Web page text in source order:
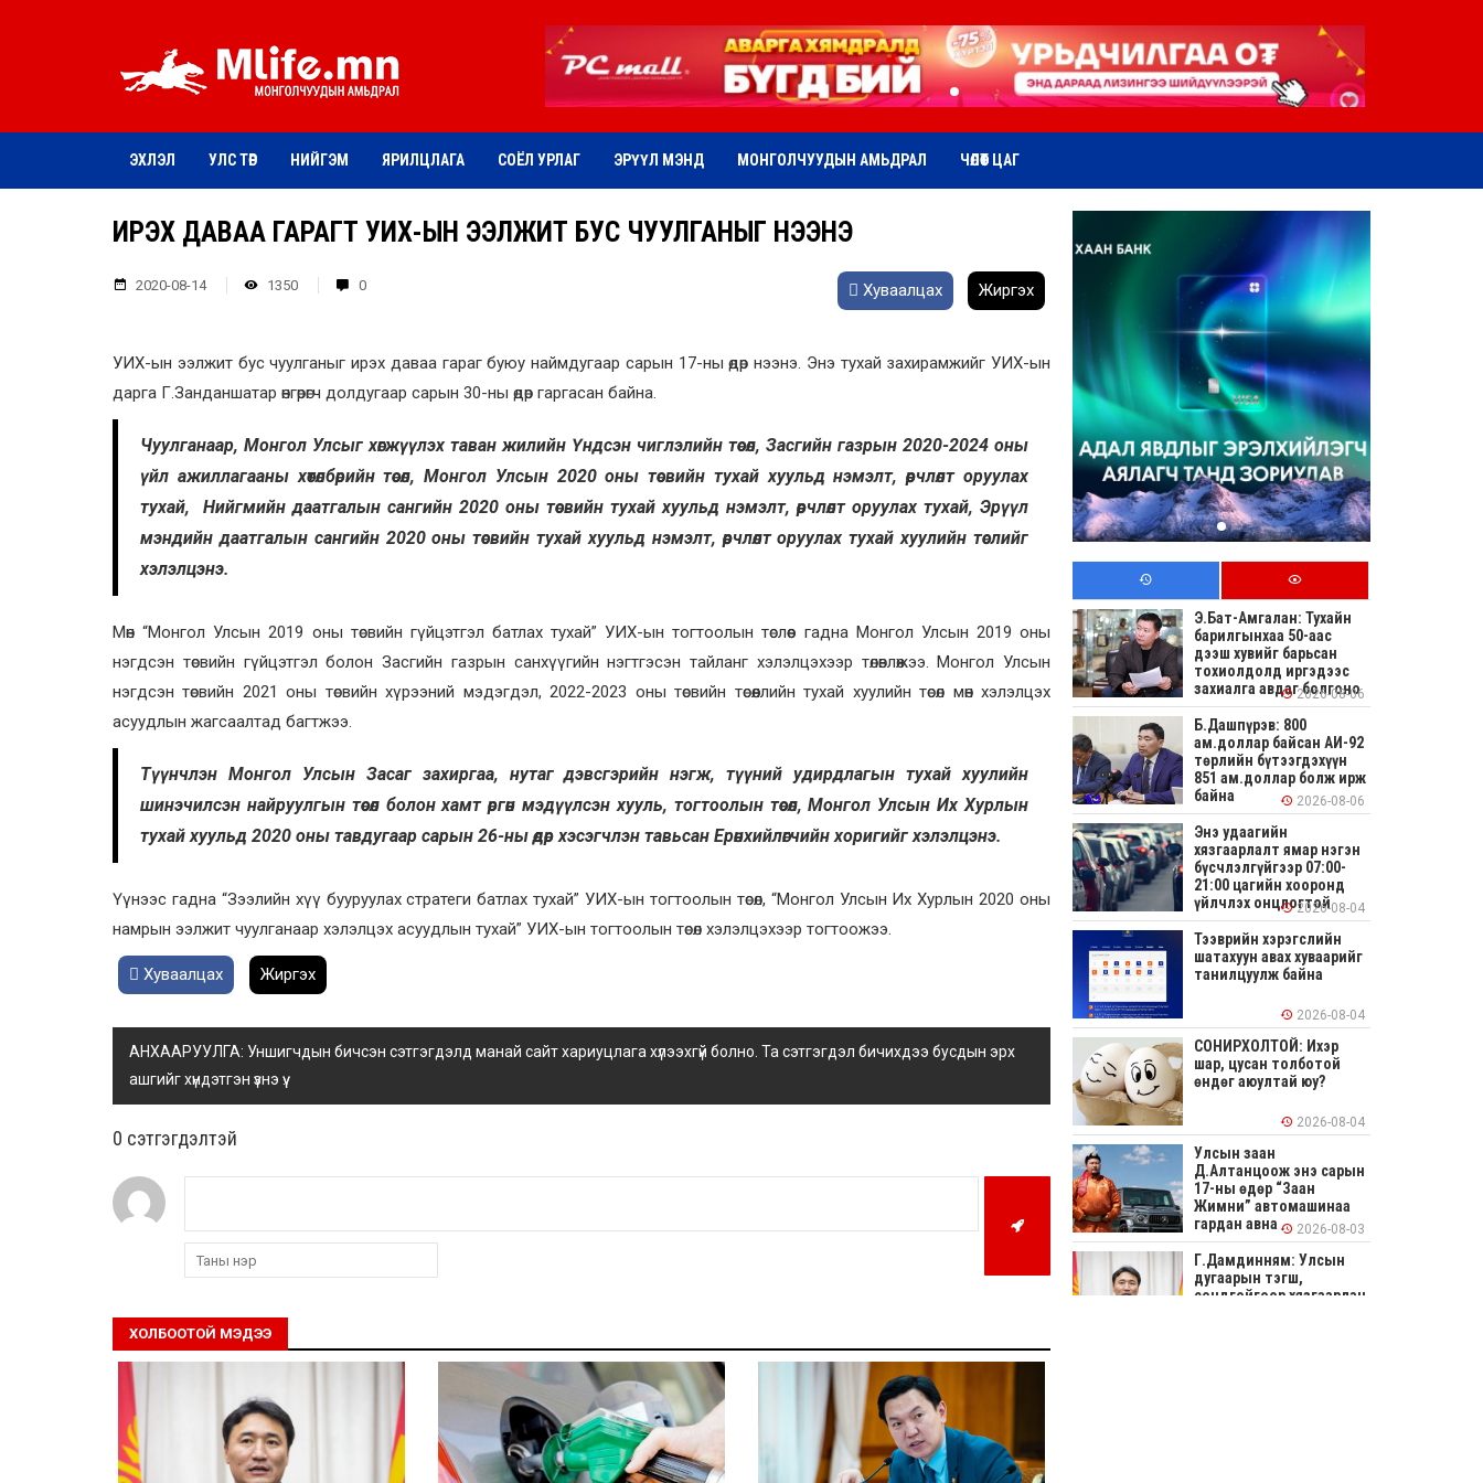
ЭХЛЭЛ УЛС ТӨР НИЙГЭМ ЯРИЛЦЛАГА СОЁЛ УРЛАГ ЭРҮҮЛ МЭНД МОНГОЛЧУУДЫН АМЬДРАЛ ЧӨЛӨӨТ ЦАГ
ИРЭХ ДАВАА ГАРАГТ УИХ-ЫН ЭЭЛЖИТ БУС ЧУУЛГАНЫГ НЭЭНЭ
2020-08-14 1350 0 Хуваалцах Жиргэх
УИХ-ын ээлжит бус чуулганыг ирэх даваа гараг буюу наймдугаар сарын 17-ны өдөр нээнэ. Энэ тухай захирамжийг УИХ-ын
дарга Г.Занданшатар өнгөрөгч долдугаар сарын 30-ны өдөр гаргасан байна.
Чуулганаар, Монгол Улсыг хөгжүүлэх таван жилийн Үндсэн чиглэлийн төсөл, Засгийн газрын 2020-2024 оны
үйл ажиллагааны хөтөлбөрийн төсөл, Монгол Улсын 2020 оны төсвийн тухай хуульд нэмэлт, өөрчлөлт оруулах
тухай, Нийгмийн даатгалын сангийн 2020 оны төсвийн тухай хуульд нэмэлт, өөрчлөлт оруулах тухай, Эрүүл
мэндийн даатгалын сангийн 2020 оны төсвийн тухай хуульд нэмэлт, өөрчлөлт оруулах тухай хуулийн төслийг
хэлэлцэнэ.
Мөн “Монгол Улсын 2019 оны төсвийн гүйцэтгэл батлах тухай” УИХ-ын тогтоолын төслөөс гадна Монгол Улсын 2019 оны
нэгдсэн төсвийн гүйцэтгэл болон Засгийн газрын санхүүгийн нэгтгэсэн тайланг хэлэлцэхээр төлөвлөжээ. Монгол Улсын
нэгдсэн төсвийн 2021 оны төсвийн хүрээний мэдэгдэл, 2022-2023 оны төсвийн төсөөллийн тухай хуулийн төсөл мөн хэлэлцэх
асуудлын жагсаалтад багтжээ.
Түүнчлэн Монгол Улсын Засаг захиргаа, нутаг дэвсгэрийн нэгж, түүний удирдлагын тухай хуулийн
шинэчилсэн найруулгын төсөл болон хамт өргөн мэдүүлсэн хууль, тогтоолын төсөл, Монгол Улсын Их Хурлын
тухай хуульд 2020 оны тавдугаар сарын 26-ны өдөр хэсэгчлэн тавьсан Ерөнхийлөгчийн хоригийг хэлэлцэнэ.
Үүнээс гадна “Зээлийн хүү бууруулах стратеги батлах тухай” УИХ-ын тогтоолын төсөл, “Монгол Улсын Их Хурлын 2020 оны
намрын ээлжит чуулганаар хэлэлцэх асуудлын тухай” УИХ-ын тогтоолын төсөл хэлэлцэхээр тогтоожээ.
Хуваалцах Жиргэх
АНХААРУУЛГА: Уншигчдын бичсэн сэтгэгдэлд манай сайт хариуцлага хүлээхгүй болно. Та сэтгэгдэл бичихдээ бусдын эрх
ашгийг хүндэтгэн үзнэ үү.
0 cэтгэгдэлтэй
ХОЛБООТОЙ МЭДЭЭ
Э.Бат-Амгалан: Тухайн
барилгынхаа 50-аас
дээш хувийг барьсан
тохиолдолд иргэдээс
захиалга авдаг болгоно
2026-08-06
Б.Дашпүрэв: 800
ам.доллар байсан АИ-92
төрлийн бүтээгдэхүүн
851 ам.доллар болж ирж
байна
2026-08-06
Энэ удаагийн
хязгаарлалт ямар нэгэн
бүсчлэлгүйгээр 07:00-
21:00 цагийн хооронд
үйлчлэх онцлогтой2026-08-04
Тээврийн хэрэгслийн
шатахуун авах хуваарийг
танилцуулж байна
2026-08-04
СОНИРХОЛТОЙ: Ихэр
шар, цусан толботой
өндөг аюултай юу?
2026-08-04
Улсын заан
Д.Алтанцоож энэ сарын
17-ны өдөр “Заан
Жимни” автомашинаа
гардан авна
2026-08-03
Г.Дамдинням: Улсын
дугаарын тэгш,
сондгойгоор хязгаарлан